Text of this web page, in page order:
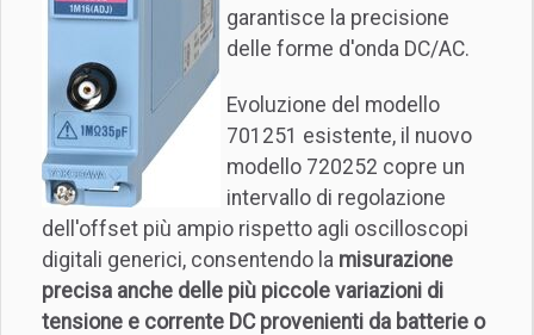
garantisce la precisione
delle forme d'onda DC/AC.
Evoluzione del modello
701251 esistente, il nuovo
modello 720252 copre un
intervallo di regolazione
dell'offset più ampio rispetto agli oscilloscopi
digitali generici, consentendo la misurazione
precisa anche delle più piccole variazioni di
tensione e corrente DC provenienti da batterie o